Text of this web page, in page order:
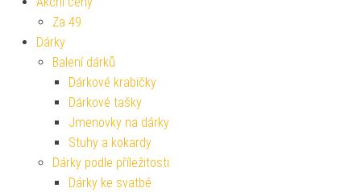
Za 49
Dárky
Balení dárků
Dárkové krabičky
Dárkové tašky
Jmenovky na dárky
Stuhy a kokardy
Dárky podle příležitosti
Dárky ke svatbě